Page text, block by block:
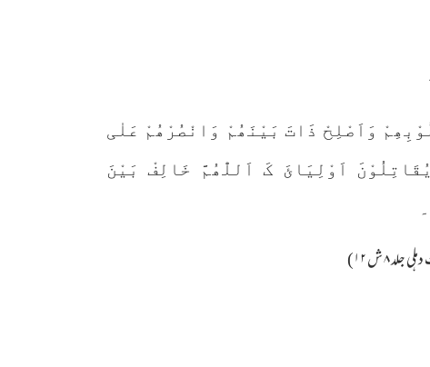
وَاَصْلِحْ ذَاتَ بَیْنَھُمْ وَانْصُرْھُمْ عَلٰی
اَوْلِیَائَ کَ اَللّٰھُمَّ خَالِفْ بَیْنَ
۸ ش ۱۲)